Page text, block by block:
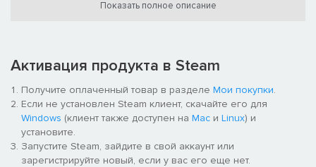
• Scripted coach interior lighting.
• Scripted, animated crews
Показать полное описание
Активация продукта в Steam
Получите оплаченный товар в разделе Мои покупки.
Если не установлен Steam клиент, скачайте его для
Windows (клиент также доступен на Mac и Linux) и
установите.
Запустите Steam, зайдите в свой аккаунт или
зарегистрируйте новый, если у вас его еще нет.